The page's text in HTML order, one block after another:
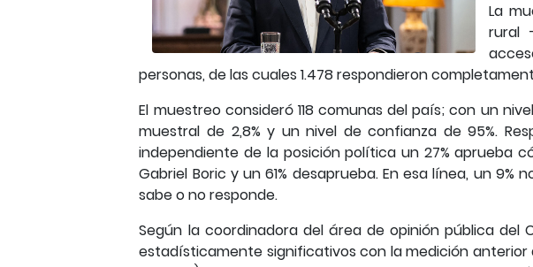
La
rural
personas, de las cuales 1.478 respondieron
El muestreo consideró 118 comunas del país; con un
muestral de 2,8% y un nivel de confianza de 95%.
independiente de la posición política un 27% aprueba
Gabriel Boric y un 61% desaprueba. En esa línea, un 9%
sabe o no responde.
Según la coordinadora del área de opinión pública del
estadísticamente significativos con la medición